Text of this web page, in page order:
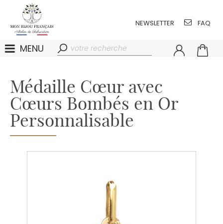
NEWSLETTER FAQ
MENU
Médaille Cœur avec
Cœurs Bombés en Or
Personnalisable